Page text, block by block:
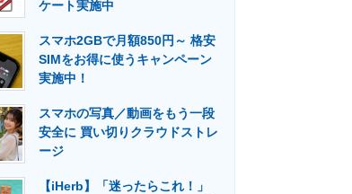
建設×テクノロジーの最前線
ケート実施中
スマホ2GBで月額850円～ 格安
SIMをお得に使うキャンペーン
実施中！
スマホの写真／動画をもう一段
安全に 買い切りクラウドストレ
ージ
【iHerb】「迷ったらこれ！」